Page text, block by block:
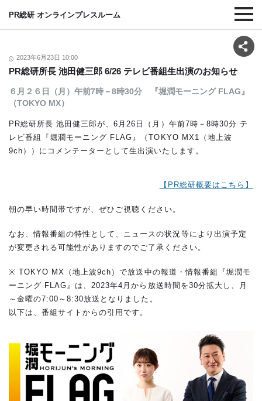
PR総研 オンラインプレスルーム
2023年6月23日 10:00
PR総研所長 池田健三郎 6/26 テレビ番組生出演のお知らせ
６月２６日（月）午前7時－8時30分 『堀潤モーニング FLAG』
（TOKYO MX）
PR総研所長 池田健三郎が、6月26日（月）午前7時－8時30分 テ
レビ番組『堀潤モーニング FLAG』（TOKYO MX1（地上波
9ch））にコメンテーターとして生出演いたします。
【PR総研概要はこちら】
朝の早い時間帯ですが、ぜひご視聴ください。
なお、情報番組の特性として、ニュースの状況等により出演予定
が変更される可能性がありますのでご了承ください。
※ TOKYO MX（地上波9ch）で放送中の報道・情報番組『堀潤モ
ーニング FLAG』は、2023年4月から放送時間を30分拡大し、月
～金曜の7:00～8:30放送となりました。
以下は、番組サイトからの引用です。